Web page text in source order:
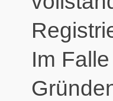
Im